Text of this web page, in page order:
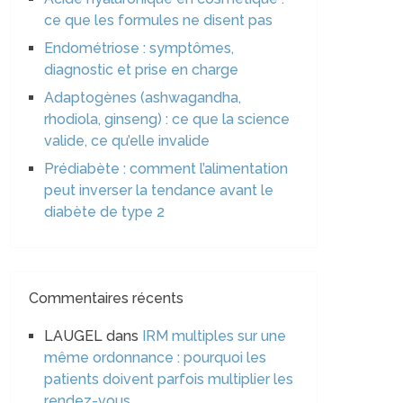
ce que les formules ne disent pas
Endométriose : symptômes,
diagnostic et prise en charge
Adaptogènes (ashwagandha,
rhodiola, ginseng) : ce que la science
valide, ce qu’elle invalide
Prédiabète : comment l’alimentation
peut inverser la tendance avant le
diabète de type 2
Commentaires récents
LAUGEL dans IRM multiples sur une
même ordonnance : pourquoi les
patients doivent parfois multiplier les